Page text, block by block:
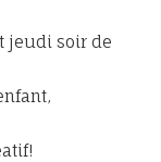
jeudi soir de